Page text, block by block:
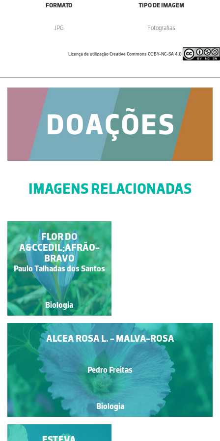
FORMATO
.JPG
TIPO DE IMAGEM
Fotografias
Licença de utilização Creative Commons CC BY-NC-SA 4.0
IMAGENS RELACIONADAS
LAVATERA CRETICA L.
Rubim Manuel Almeida da
Silva
Biologia
ALCEA ROSA L. - MALVA-ROSA
Pedro Freitas
Biologia
FLOR DO
A&CCEDIL;AFRÃO-
BRAVO
Paulo Talhadas dos Santos
Biologia